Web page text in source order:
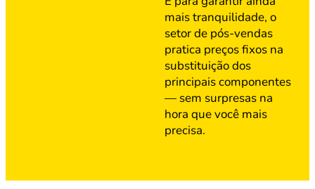
mais tranquilidade, o
setor de pós-vendas
pratica preços fixos na
substituição dos
principais componentes
— sem surpresas na
hora que você mais
precisa.